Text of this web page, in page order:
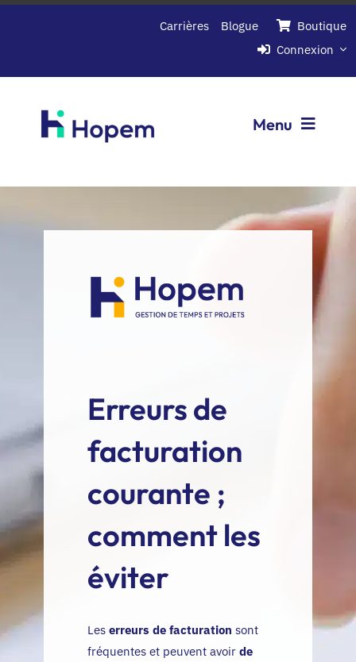
Passer
Carrières Blogue
Boutique
Connexion
Menu
Logiciels
Contactez-nous
Erreurs de
facturation
courante ;
comment les
éviter
Les erreurs de facturation sont
fréquentes et peuvent avoir de